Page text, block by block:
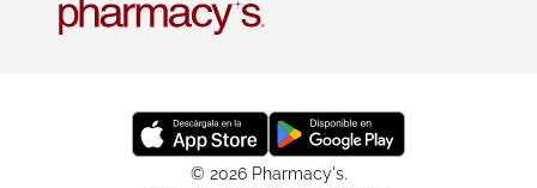
© 2026 Pharmacy's.